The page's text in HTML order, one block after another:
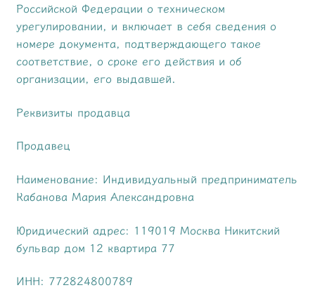
Российской Федерации о техническом
урегулировании, и включает в себя сведения о
номере документа, подтверждающего такое
соответствие, о сроке его действия и об
организации, его выдавшей.
Реквизиты продавца
Продавец
Наименование: Индивидуальный предприниматель
Кабанова Мария Александровна
Юридический адрес: 119019 Москва Никитский
бульвар дом 12 квартира 77
ИНН: 772824800789